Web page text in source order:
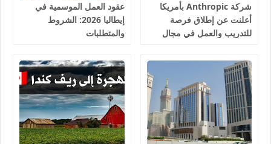
شركة Anthropic بأمريكا
أعلنت عن إطلاق فرصة
للتدريب والعمل في مجال
Corps 2026
عقود العمل الموسمية في
إيطاليا 2026: الشروط
والمتطلبات